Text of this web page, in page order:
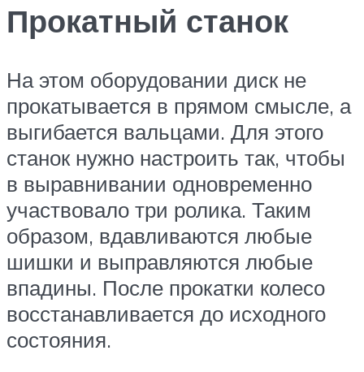
Прокатный станок
На этом оборудовании диск не
прокатывается в прямом смысле, а
выгибается вальцами. Для этого
станок нужно настроить так, чтобы
в выравнивании одновременно
участвовало три ролика. Таким
образом, вдавливаются любые
шишки и выправляются любые
впадины. После прокатки колесо
восстанавливается до исходного
состояния.